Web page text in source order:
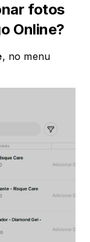
fotos
Online?
, no menu